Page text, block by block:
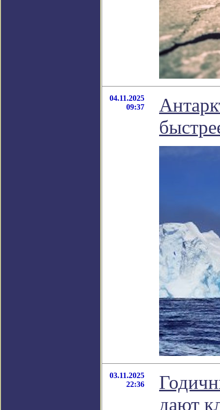
04.11.2025
09:37
03.11.2025
22:36
дают